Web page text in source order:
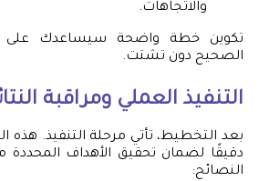
والاتجاهات.
تكوين خطة واضحة سيساعدك على
الصحيح دون تشتت.
التنفيذ العملي ومراقبة
بعد التخطيط، تأتي مرحلة التنفيذ. هذه
دقيقًا لضمان تحقيق الأهداف
النصائح: